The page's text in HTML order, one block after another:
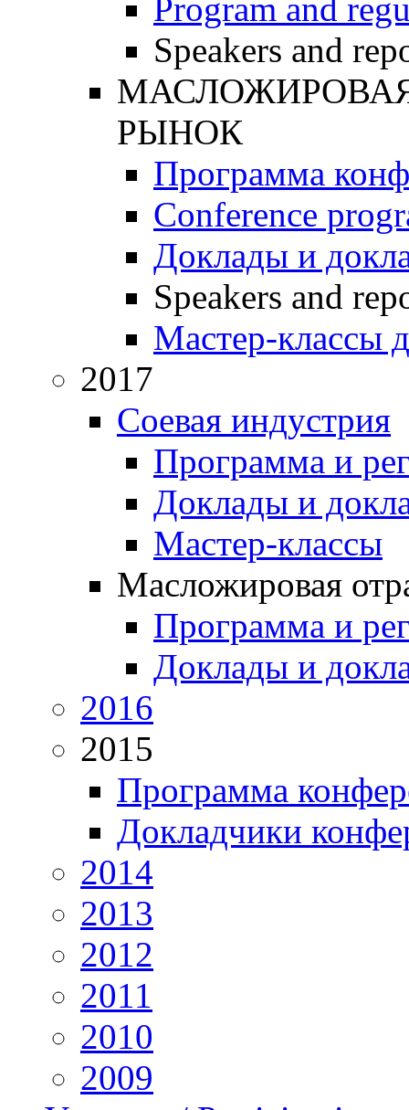
Program and
Speakers and
РЫНОК
Программа
Conference
Доклады и
Speakers and
Мастер-классы
2017
Соевая индустрия
Программа и
Доклады и
Мастер-классы
Масложировая
Программа и
Доклады и
2016
2015
Программа
Докладчики
2014
2013
2012
2011
2010
2009